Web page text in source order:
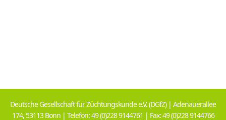
Deutsche Gesellschaft für Züchtungskunde e.V. (DGfZ) | Adenauerallee
174, 53113 Bonn | Telefon: 49 (0)228 9144761 | Fax: 49 (0)228 9144766